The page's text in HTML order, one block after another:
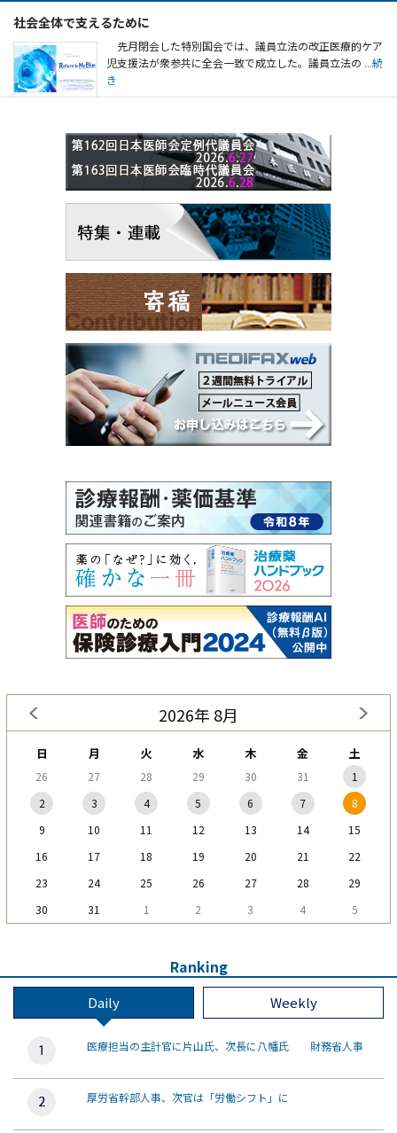
社会全体で支えるために
先月閉会した特別国会では、議員立法の改正医療的ケア
児支援法が衆参共に全会一致で成立した。議員立法の ...続
き
2026年 8月
日 月 火 水 木 金 土
26 27 28 29 30 31
1
2
3 4 5 6 7
8
9
10 11 12 13 14
15
16
17 18 19 20 21
22
23
24 25 26 27 28
29
30
31 1 2 3 4 5
Ranking
Daily Weekly
医療担当の主計官に片山氏、次長に八幡氏 財務省人事
厚労省幹部人事、次官は「労働シフト」に